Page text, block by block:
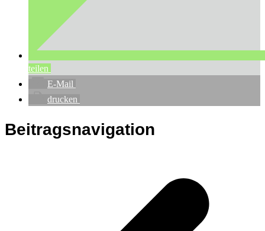
teilen
E-Mail
drucken
Beitragsnavigation